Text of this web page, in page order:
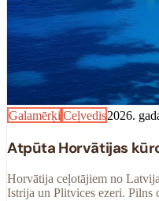
Galamērķi Ceļvedis2026.
Atpūta Horvātijas
Horvātija ceļotājiem no
Istrija un Plitvices ezeri. Pilns